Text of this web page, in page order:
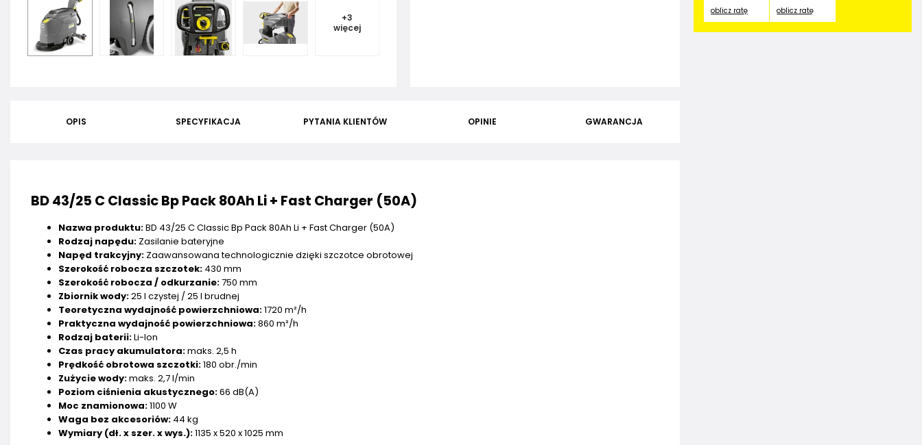
+3
więcej
oblicz ratę oblicz ratę
OPIS SPECYFIKACJA PYTANIA KLIENTÓW OPINIE GWARANCJA
BD 43/25 C Classic Bp Pack 80Ah Li + Fast Charger (50A)
Nazwa produktu:BD 43/25 C Classic Bp Pack 80Ah Li + Fast Charger (50A)
Rodzaj napędu: Zasilanie bateryjne
Napęd trakcyjny: Zaawansowana technologicznie dzięki szczotce obrotowej
Szerokość robocza szczotek: 430 mm
Szerokość robocza / odkurzanie:750 mm
Zbiornik wody:25 l czystej / 25 l brudnej
Teoretyczna wydajność powierzchniowa:1720 m²/h
Praktyczna wydajność powierzchniowa:860 m²/h
Rodzaj baterii:Li-Ion
Czas pracy akumulatora:maks. 2,5 h
Prędkość obrotowa szczotki:180 obr./min
Zużycie wody:maks. 2,7 l/min
Poziom ciśnienia akustycznego:66 dB(A)
Moc znamionowa:1100 W
Waga bez akcesoriów: 44 kg
Wymiary (dł. x szer. x wys.):1135 x 520 x 1025 mm